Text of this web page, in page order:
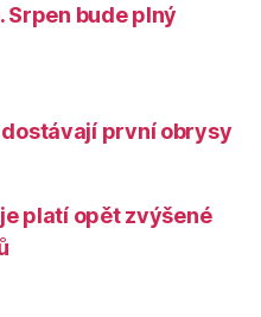
Srpen bude plný
první obrysy
platí opět zvýšené